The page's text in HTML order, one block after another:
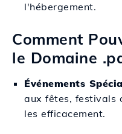
l'hébergement.
Comment
le Domaine
Événements
aux fêtes, festivals
les efficacement.